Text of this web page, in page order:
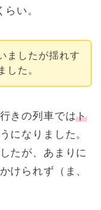
い。
ましたが揺れす
した。
きの列車ではト
になりました。
たが、あまりに
けられず（ま、